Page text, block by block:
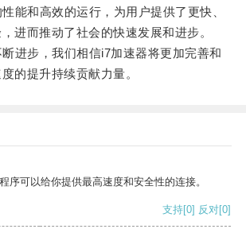
和高效的运行，为用户提供了更快、
进而推动了社会的快速发展和进步。
步，我们相信i7加速器将更加完善和
的提升持续贡献力量。
序可以给你提供最高速度和安全性的连接。
支持[0] 反对[0]